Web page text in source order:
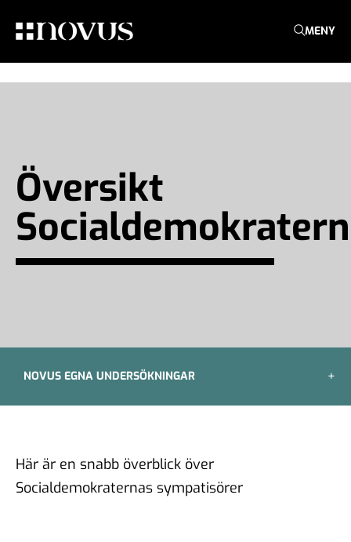
MENY
Översikt
NOVUS EGNA UNDERSÖKNINGAR
Här är en snabb överblick över
Socialdemokraternas sympatisörer